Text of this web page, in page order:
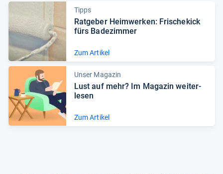
Tipps
Rat­ge­ber Heim­wer­ken: Fri­sche­kick
fürs Bade­zim­mer
Zum Artikel
Unser Magazin
Lust auf mehr? Im Maga­zin wei­ter­
le­sen
Zum Artikel